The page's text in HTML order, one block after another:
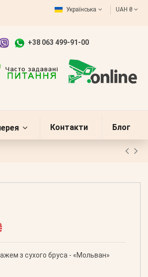
Українська UAH ₴
+38 063 499-91-00
Контакти Блог
з сухого бруса - «Мольван»